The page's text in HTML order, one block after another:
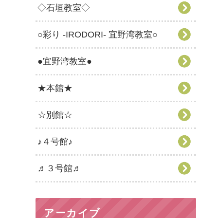
◇石垣教室◇
○彩り -IRODORI- 宜野湾教室○
●宜野湾教室●
★本館★
☆別館☆
♪４号館♪
♬３号館♬
アーカイブ